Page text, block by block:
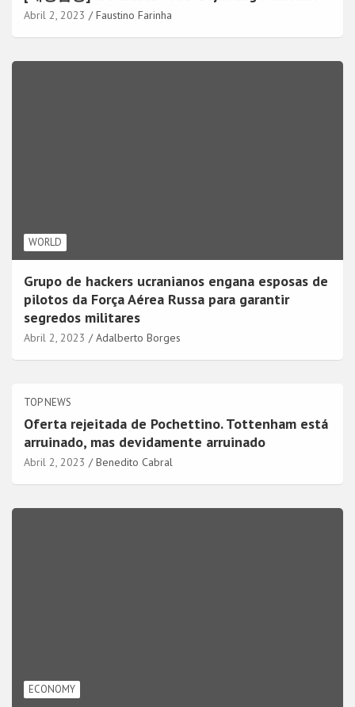
Abril 2, 2023 Faustino Farinha
WORLD
Grupo de hackers ucranianos engana esposas de
pilotos da Força Aérea Russa para garantir
segredos militares
Abril 2, 2023 Adalberto Borges
TOP NEWS
Oferta rejeitada de Pochettino. Tottenham está
arruinado, mas devidamente arruinado
Abril 2, 2023 Benedito Cabral
ECONOMY